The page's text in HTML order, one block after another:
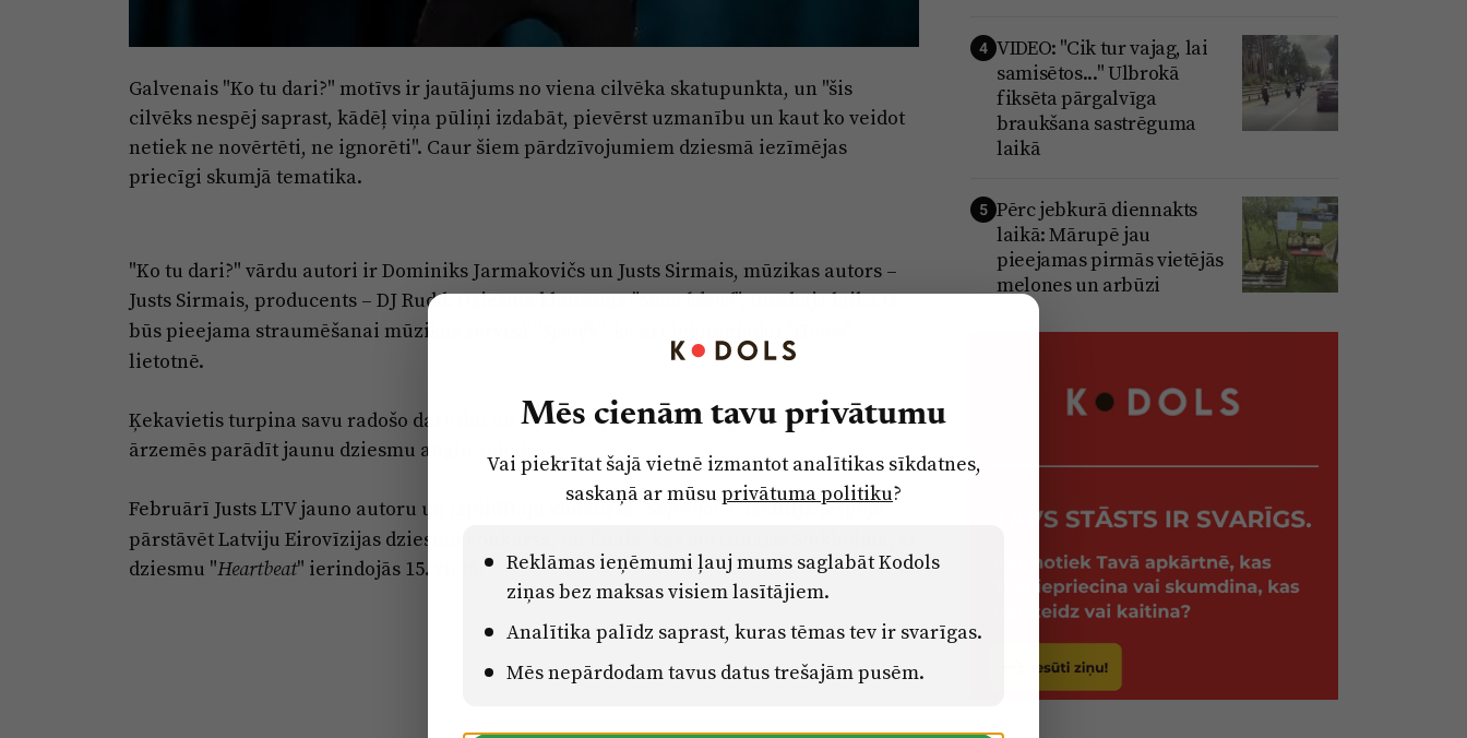
Galvenais "Ko tu dari?" motīvs ir jautājums no viena cilvēka skatupunkta, un "šis
cilvēks nespēj saprast, kādēļ viņa pūliņi izdabāt, pievērst uzmanību un kaut ko veidot
netiek ne novērtēti, ne ignorēti". Caur šiem pārdzīvojumiem dziesmā iezīmējas
priecīgi skumjā tematika.
"Ko tu dari?" vārdu autori ir Dominiks Jarmakovičs un Justs Sirmais, mūzikas autors –
Justs Sirmais, producents – DJ Rudd. Dziesma klausāma "Soundcloud", tuvākajā laikā tā
būs pieejama straumēšanai mūzikas servisā "
lietotnē.
Ķekavietis turpina savu radošo darbību un drīzumā plāno klausītājiem Latvijā un
ārzemēs parādīt jaunu dziesmu angļu valodā.
Februārī Justs LTV jauno autoru un izpildītāju konkursā "Supernova" izcīnīja iespēju
pārstāvēt Latviju Eirovīzijas dziesmu konkursā, un finālā, kas norisinājās Stokholmā, ar
dziesmu "Heartbeat" ierindojās 15. vietā.
4 VIDEO: "Cik tur vajag, lai
samisētos..." Ulbrokā
fiksēta pārgalvīga
braukšana sastrēguma
laikā
5 Pērc jebkurā diennakts
laikā: Mārupē jau
pieejamas pirmās vietējās
melones un arbūzi
Mēs cienām tavu privātumu
Vai piekrītat šajā vietnē izmantot analītikas sīkdatnes,
saskaņā ar mūsu privātuma politiku?
Reklāmas ieņēmumi ļauj mums saglabāt Kodols
ziņas bez maksas visiem lasītājiem.
Analītika palīdz saprast, kuras tēmas tev ir svarīgas.
Mēs nepārdodam tavus datus trešajām pusēm.